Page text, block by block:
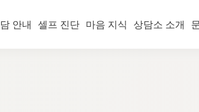
안내 셀프 진단 마음 지식 상담소 소개